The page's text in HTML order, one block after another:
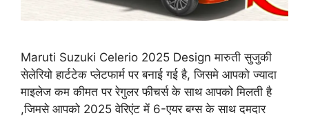
Maruti Suzuki Celerio 2025 Design मारुती सुजुकी
सेलेरियो हार्टटेक प्लेटफार्म पर बनाई गई है, जिसमे आपको ज्यादा
माइलेज कम कीमत पर रेगुलर फीचर्स के साथ आपको मिलती है
,जिमसे आपको 2025 वेरिएंट में 6-एयर बग्स के साथ दमदार